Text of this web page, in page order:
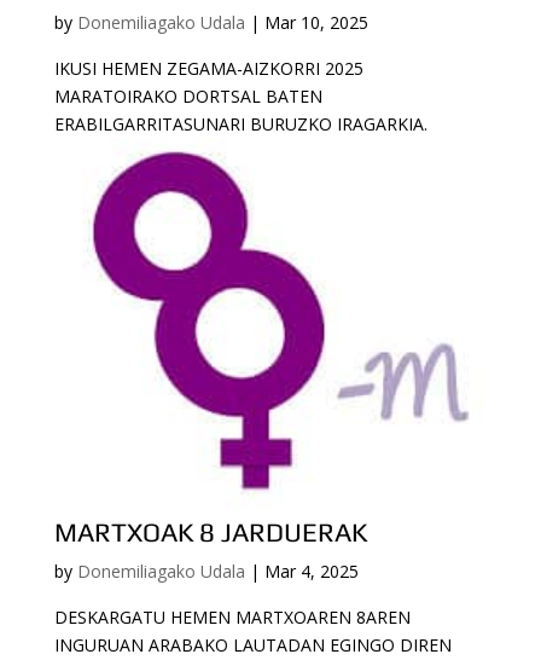
by Donemiliagako Udala | Mar 10, 2025
IKUSI HEMEN ZEGAMA-AIZKORRI 2025
MARATOIRAKO DORTSAL BATEN
ERABILGARRITASUNARI BURUZKO IRAGARKIA.
MARTXOAK 8 JARDUERAK
by Donemiliagako Udala | Mar 4, 2025
DESKARGATU HEMEN MARTXOAREN 8AREN
INGURUAN ARABAKO LAUTADAN EGINGO DIREN